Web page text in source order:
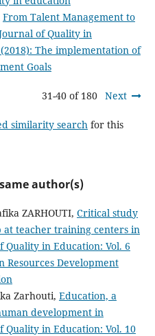
From Talent Management to
of Quality in
The implementation of
Goals
31-40 of 180 Next
similarity search for this
author(s)
ZARHOUTI, Critical study
teacher training centers in
Quality in Education: Vol. 6
Resources Development
Zarhouti, Education, a
development in
Quality in Education: Vol. 10